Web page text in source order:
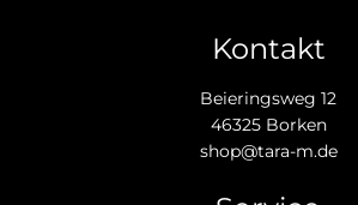
Kontakt
Beieringsweg 12
46325 Borken
shop@tara-m.de